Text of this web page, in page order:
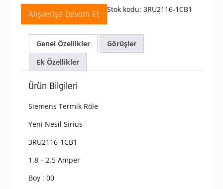
Termik
Röle
1.8
Amper
RAYA
MONTAJ
Alışverişe Devam Et Stok kodu: 3RU2116-1CB1
Genel Özellikler
Görüşler
Ek Özellikler
Ürün Bilgileri
Siemens Termik Röle
Yeni Nesil Sirius
3RU2116-1CB1
1.8 – 2.5 Amper
Boy : 00